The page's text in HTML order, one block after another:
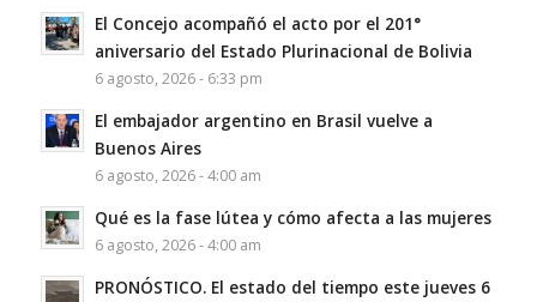
El Concejo acompañó el acto por el 201°
aniversario del Estado Plurinacional de Bolivia
6 agosto, 2026 - 6:33 pm
El embajador argentino en Brasil vuelve a
Buenos Aires
6 agosto, 2026 - 4:00 am
Qué es la fase lútea y cómo afecta a las mujeres
6 agosto, 2026 - 4:00 am
PRONÓSTICO. El estado del tiempo este jueves 6